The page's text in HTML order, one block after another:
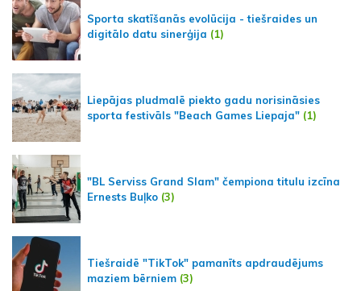
Sporta skatīšanās evolūcija - tiešraides un
digitālo datu sinerģija (1)
Liepājas pludmalē piekto gadu norisināsies
sporta festivāls "Beach Games Liepaja" (1)
"BL Serviss Grand Slam" čempiona titulu izcīna
Ernests Buļko (3)
Tiešraidē "TikTok" pamanīts apdraudējums
maziem bērniem (3)